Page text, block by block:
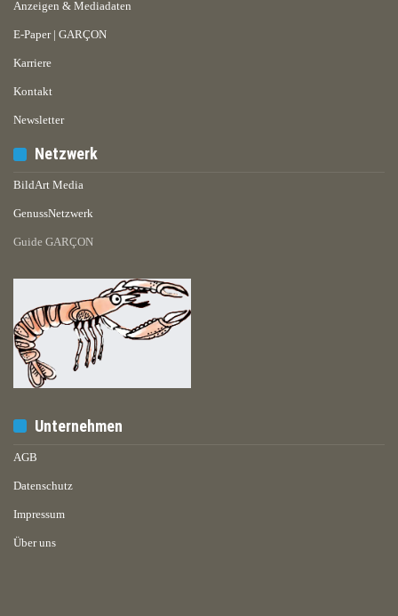
Anzeigen & Mediadaten
E-Paper | GARÇON
Karriere
Kontakt
Newsletter
Netzwerk
BildArt Media
GenussNetzwerk
Guide GARÇON
Unternehmen
AGB
Datenschutz
Impressum
Über uns